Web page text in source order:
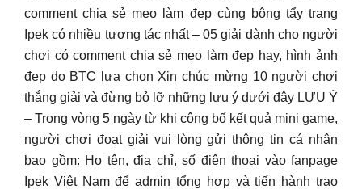
comment chia sẻ mẹo làm đẹp cùng bông tẩy trang
Ipek có nhiều tương tác nhất – 05 giải dành cho người
chơi có comment chia sẻ mẹo làm đẹp hay, hình ảnh
đẹp do BTC lựa chọn Xin chúc mừng 10 người chơi
thắng giải và đừng bỏ lỡ những lưu ý dưới đây LƯU Ý
– Trong vòng 5 ngày từ khi công bố kết quả mini game,
người chơi đoạt giải vui lòng gửi thông tin cá nhân
bao gồm: Họ tên, địa chỉ, số điện thoại vào fanpage
Ipek Việt Nam để admin tổng hợp và tiến hành trao